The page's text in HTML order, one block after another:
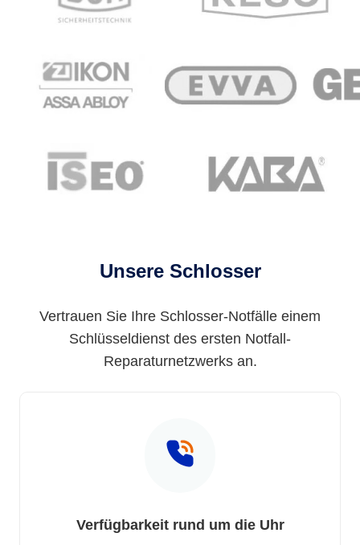
Unsere Schlosser
Vertrauen Sie Ihre Schlosser-Notfälle einem
Schlüsseldienst des ersten Notfall-
Reparaturnetzwerks an.
Verfügbarkeit rund um die Uhr